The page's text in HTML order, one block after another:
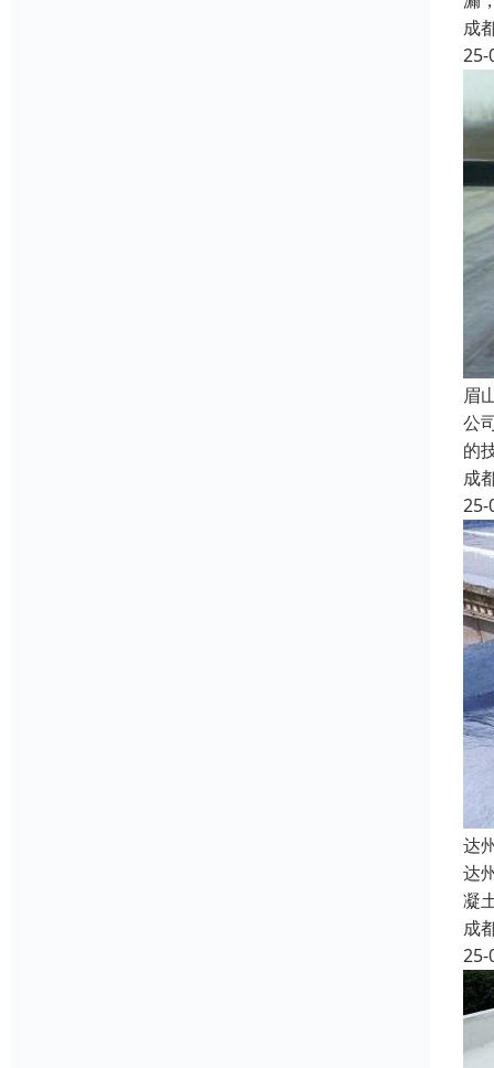
成
25-
眉
公
的
成
25-
达
达
凝
成
25-